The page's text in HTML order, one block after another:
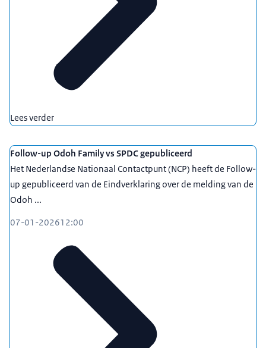
Lees verder
Follow-up Odoh Family vs SPDC gepubliceerd
Het Nederlandse Nationaal Contactpunt (NCP) heeft de Follow-
up gepubliceerd van de Eindverklaring over de melding van de
Odoh ...
07-01-202612:00